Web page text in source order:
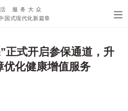
服务大众
国式现代化新篇章
正式开启参保通道，升
化健康增值服务